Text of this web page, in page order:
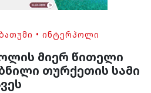
• ᲘᲜᲢᲔᲠᲞᲝᲚᲘ
მიერ წითელი
თურქეთის სამი